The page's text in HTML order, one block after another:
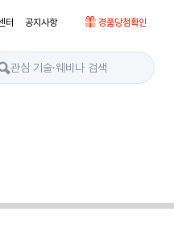
터 공지사항 경품당첨확인